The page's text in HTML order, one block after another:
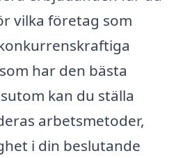
vilka företag som
har den bästa
kan du ställa
arbetsmetoder,
i din beslutande